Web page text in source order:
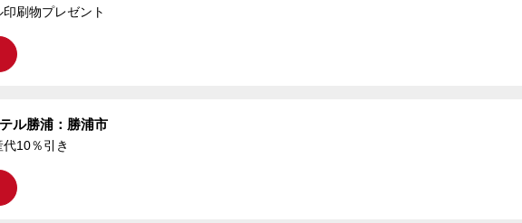
刷物プレゼント
ル勝浦：勝浦市
10％引き